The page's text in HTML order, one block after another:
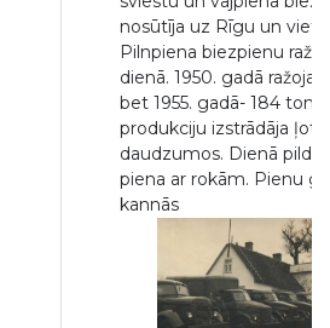
nosūtīja uz Rīgu un
Pilnpiena biezpienu
dienā. 1950. gadā ražoja
bet 1955. gadā- 184
produkciju izstrādāja ļoti
daudzumos. Dienā
piena ar rokām. Pienu
kannās